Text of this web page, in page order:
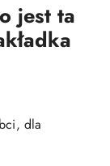
jest ta
dla